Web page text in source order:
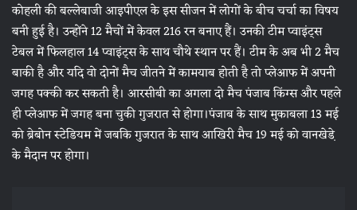
कोहली की बल्लेबाजी आइपीएल के इस सीजन में लोगों के बीच चर्चा का विषय
बनी हुई है। उन्होंने 12 मैचों में केवल 216 रन बनाए हैं। उनकी टीम प्वाइंट्स
टेबल में फिलहाल 14 प्वाइंट्स के साथ चौथे स्थान पर हैं। टीम के अब भी 2 मैच
बाकी है और यदि वो दोनों मैच जीतने में कामयाब होती है तो प्लेआफ में अपनी
जगह पक्की कर सकती है। आरसीबी का अगला दो मैच पंजाब किंग्स और पहले
ही प्लेआफ में जगह बना चुकी गुजरात से होगा।पंजाब के साथ मुकाबला 13 मई
को ब्रेबोन स्टेडियम में जबकि गुजरात के साथ आखिरी मैच 19 मई को वानखेडे़
के मैदान पर होगा।